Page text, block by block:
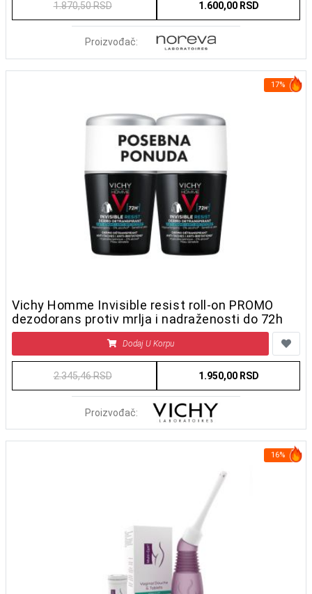
1.870,50 RSD 1.600,00 RSD
Proizvođač:
17%
Vichy Homme Invisible resist roll-on PROMO
dezodorans protiv mrlja i nadraženosti do 72h
Dodaj U Korpu
2.345,46 RSD 1.950,00 RSD
Proizvođač:
16%